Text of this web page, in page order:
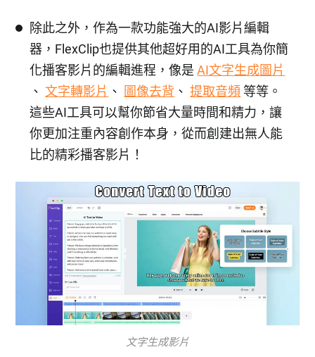
除此之外，作為一款功能強大的AI影片編輯
器，FlexClip也提供其他超好用的AI工具為你簡
化播客影片的編輯進程，像是AI文字生成圖片
、 文字轉影片 、 圖像去背 、提取音頻 等等。
這些AI工具可以幫你節省大量時間和精力，讓
你更加注重內容創作本身，從而創建出無人能
比的精彩播客影片！
文字生成影片